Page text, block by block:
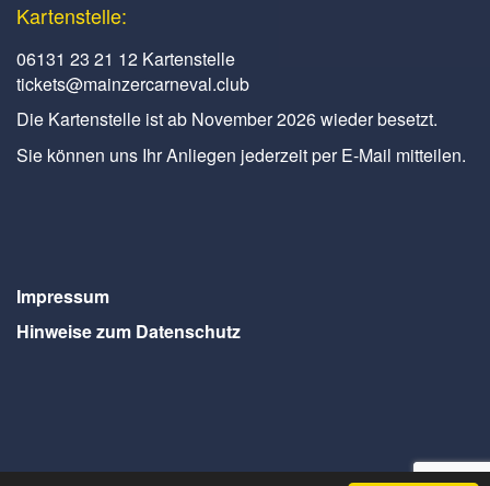
Kartenstelle:
06131 23 21 12 Kartenstelle
tickets@mainzercarneval.club
Die Kartenstelle ist ab November 2026 wieder besetzt.
Sie können uns Ihr Anliegen jederzeit per E-Mail mitteilen.
Impressum
Hinweise zum Datenschutz